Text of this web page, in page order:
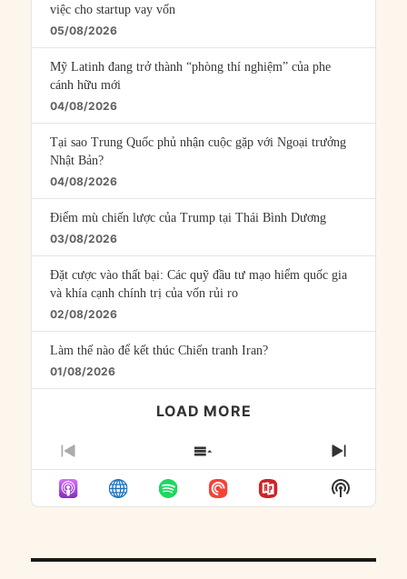
việc cho startup vay vốn
05/08/2026
Mỹ Latinh đang trở thành “phòng thí nghiệm” của phe
cánh hữu mới
04/08/2026
Tại sao Trung Quốc phủ nhận cuộc gặp với Ngoại trưởng
Nhật Bản?
04/08/2026
Điểm mù chiến lược của Trump tại Thái Bình Dương
03/08/2026
Đặt cược vào thất bại: Các quỹ đầu tư mạo hiểm quốc gia
và khía cạnh chính trị của vốn rủi ro
02/08/2026
Làm thế nào để kết thúc Chiến tranh Iran?
01/08/2026
LOAD MORE
PREVIOUS
EPISODE
SHOW
EPISODES
LIST
NEXT
Show
Podcast